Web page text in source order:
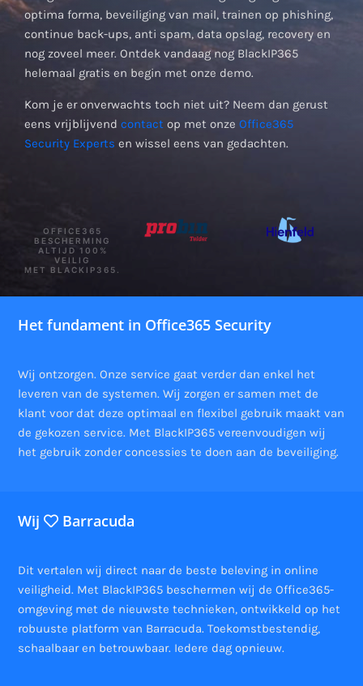
optima forma, beveiliging van mail, trainen op phishing,
continue back-ups, anti spam, data opslag, recovery en
nog zoveel meer. Ontdek vandaag nog BlackIP365
helemaal gratis en begin met onze demo.
Kom je er onverwachts toch niet uit? Neem dan gerust
eens vrijblijvend contact op met onze Office365
Security Experts en wissel eens van gedachten.
OFFICE365
BESCHERMING
ALTIJD 100%
VEILIG
MET BLACKIP365.
Het fundament in Office365 Security
Wij ontzorgen. Onze service gaat verder dan enkel het
leveren van de systemen. Wij zorgen er samen met de
klant voor dat deze optimaal en flexibel gebruik maakt van
de gekozen service. Met BlackIP365 vereenvoudigen wij
het gebruik zonder concessies te doen aan de beveiliging.
Wij Barracuda
Dit vertalen wij direct naar de beste beleving in online
veiligheid. Met BlackIP365 beschermen wij de Office365-
omgeving met de nieuwste technieken, ontwikkeld op het
robuuste platform van Barracuda. Toekomstbestendig,
schaalbaar en betrouwbaar. Iedere dag opnieuw.